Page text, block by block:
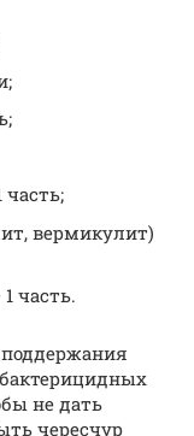
вермикулит)
часть.
не дать
чересчур